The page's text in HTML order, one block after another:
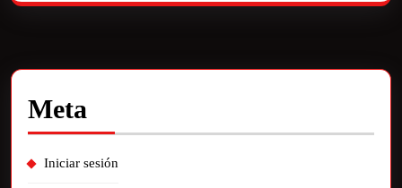
Meta
Iniciar sesión